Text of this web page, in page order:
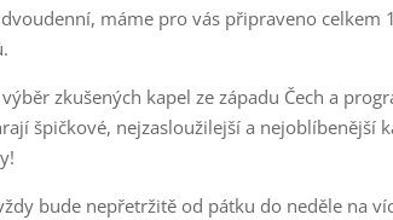
máme pro vás připraveno
zkušených kapel ze západu Čech a
špičkové, nejzasloužilejší a
bude nepřetržitě od pátku do neděle na